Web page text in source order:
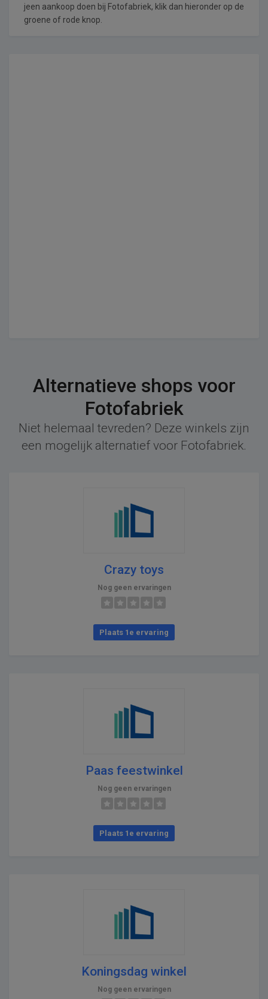
jeen aankoop doen bij Fotofabriek, klik dan hieronder op de
groene of rode knop.
Alternatieve shops voor
Fotofabriek
Niet helemaal tevreden? Deze winkels zijn
een mogelijk alternatief voor Fotofabriek.
Crazy toys
Nog geen ervaringen
Plaats 1e ervaring
Paas feestwinkel
Nog geen ervaringen
Plaats 1e ervaring
Koningsdag winkel
Nog geen ervaringen